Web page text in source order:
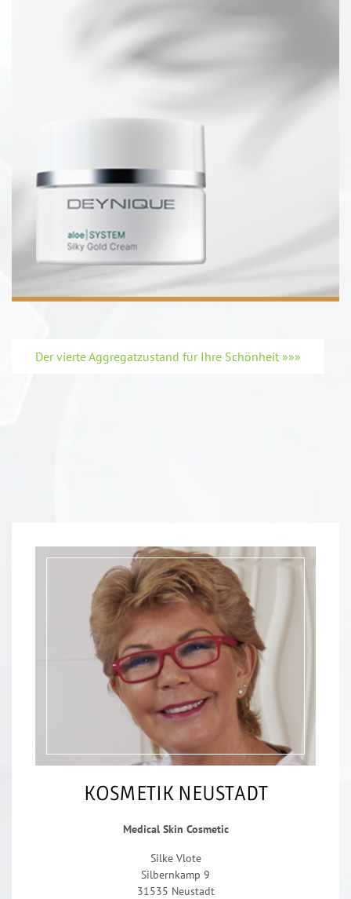
Der vierte Aggregatzustand für Ihre Schönheit »»»
KOSMETIK NEUSTADT
Medical Skin Cosmetic
Silke Vlote
Silbernkamp 9
31535 Neustadt